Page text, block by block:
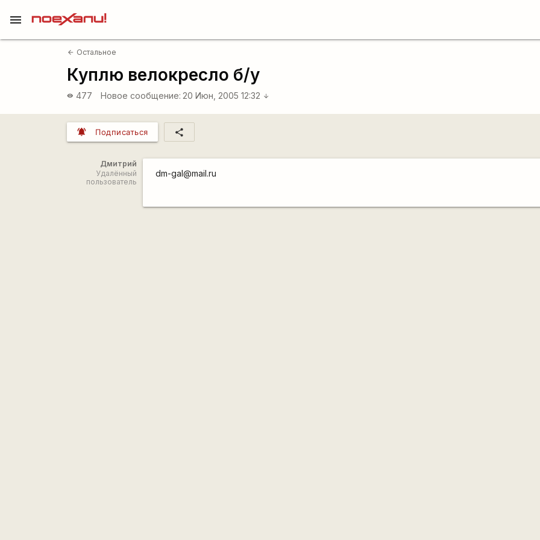
menu
arrow_back Остальное
Куплю велокресло б/у
visibility 477 Новое сообщение: 20 Июн, 2005 12:32 arrow_downward
notifications_active Подписаться share
Дмитрий
Удалённый
пользователь
dm-gal@mail.ru